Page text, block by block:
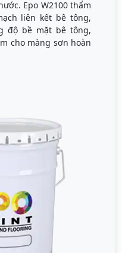
Epo W2100 thẩm
liên kết bê tông,
độ bề mặt bê tông,
cho màng sơn hoàn